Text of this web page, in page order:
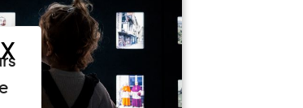
XMasquer le bandeau des